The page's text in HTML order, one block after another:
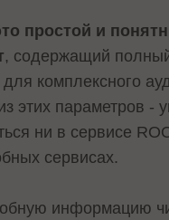
простой и
, содержащий
комплексного
этих параметров -
ни в сервисе
сервисах.
информацию